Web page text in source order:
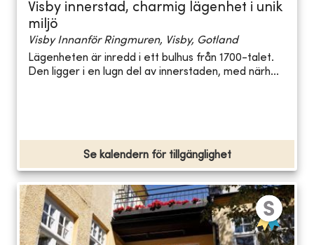
Visby innerstad, charmig lägenhet i unik
miljö
Visby Innanför Ringmuren, Visby, Gotland
Lägenheten är inredd i ett bulhus från 1700-talet.
Den ligger i en lugn del av innerstaden, med närh...
Se kalendern för tillgänglighet